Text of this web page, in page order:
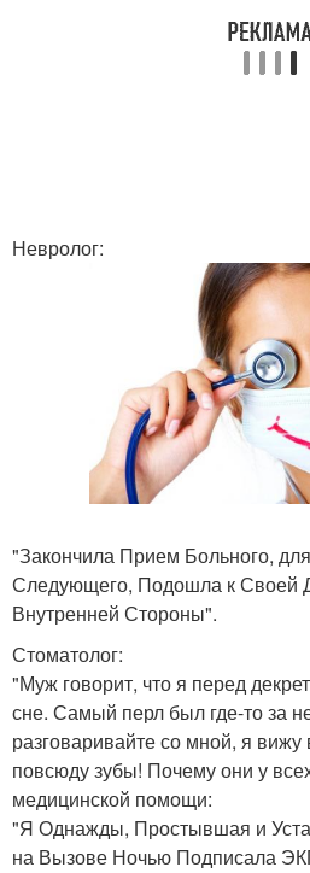
Невролог:
"Закончила Прием Больного,
Следующего, Подошла к Своей
Внутренней Стороны".
Стоматолог:
"Муж говорит, что я перед
сне. Самый перл был где-то за
разговаривайте со мной, я
повсюду зубы! Почему они у
медицинской помощи:
"Я Однажды, Простывшая и
на Вызове Ночью Подписала